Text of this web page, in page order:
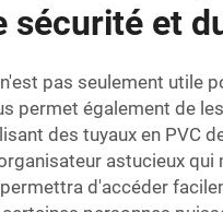
sécurité et
pas seulement utile
permet également de
des tuyaux en PVC
astucieux
d'accéder